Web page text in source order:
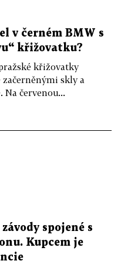
v černém BMW s
křižovatku?
křižovatky
skly a
červenou...
spojené s
Kupcem je